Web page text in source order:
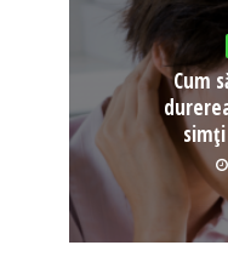
Cum